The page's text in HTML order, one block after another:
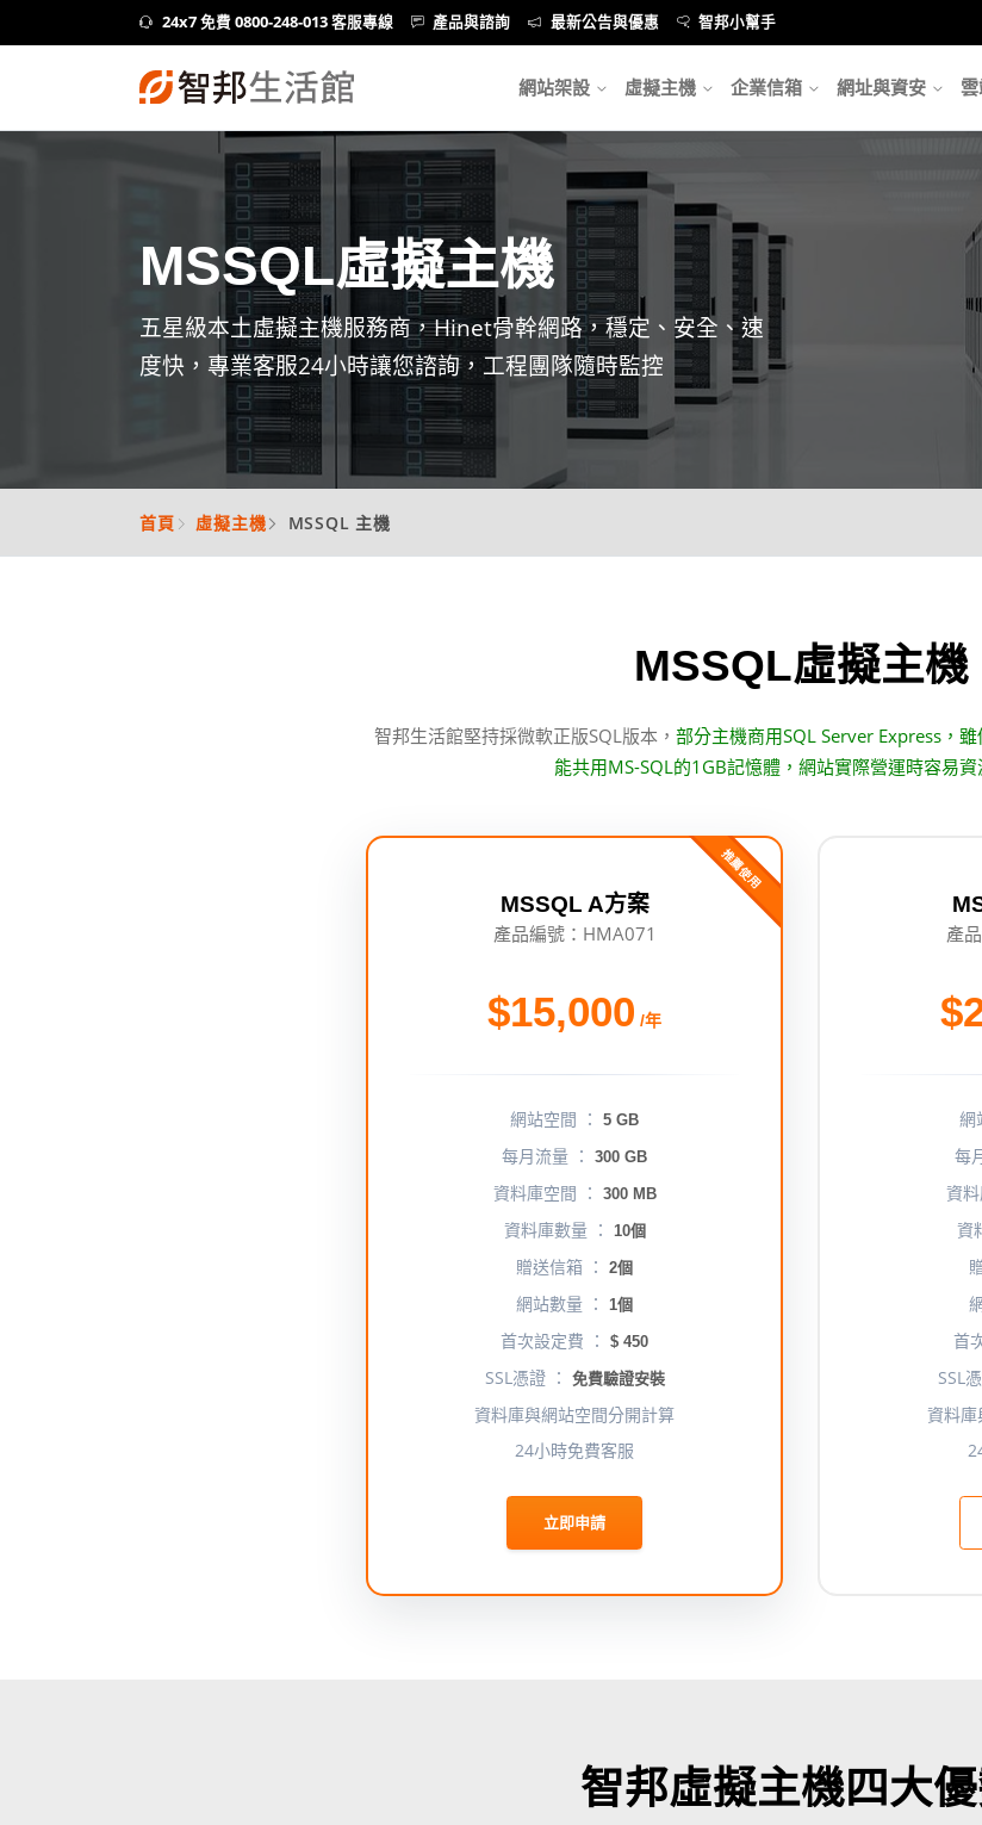
24x7 免費 0800-248-013 客服專線 產品與諮詢 最新公告與優惠 智邦小幫手
網站架設 虛擬主機 企業信箱 網址與資安
MSSQL虛擬主機
五星級本土虛擬主機服務商，Hinet骨幹網路，穩定、安全、速
度快，專業客服24小時讓您諮詢，工程團隊隨時監控
首頁 虛擬主機 MSSQL 主機
MSSQL虛擬主機
智邦生活館堅持採微軟正版SQL版本， 部分主機商用SQL Server Express，
能共用MS-SQL的1GB記憶體，網站實際營運時容易資
MSSQL A方案
推薦使用
產品編號：HMA071
$15,000 /年
網站空間 ： 5 GB
每月流量 ： 300 GB
資料庫空間 ： 300 MB
資料庫數量 ： 10個
贈送信箱 ： 2個
網站數量 ： 1個
首次設定費 ： $ 450
SSL憑證 ： 免費驗證安裝
資料庫與網站空間分開計算
24小時免費客服
立即申請
產
網
每
資料
資
首
SSL
資料庫
智邦虛擬主機四大